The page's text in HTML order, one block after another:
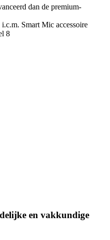
dan de premium-
Smart Mic accessoire
8
en vakkundige